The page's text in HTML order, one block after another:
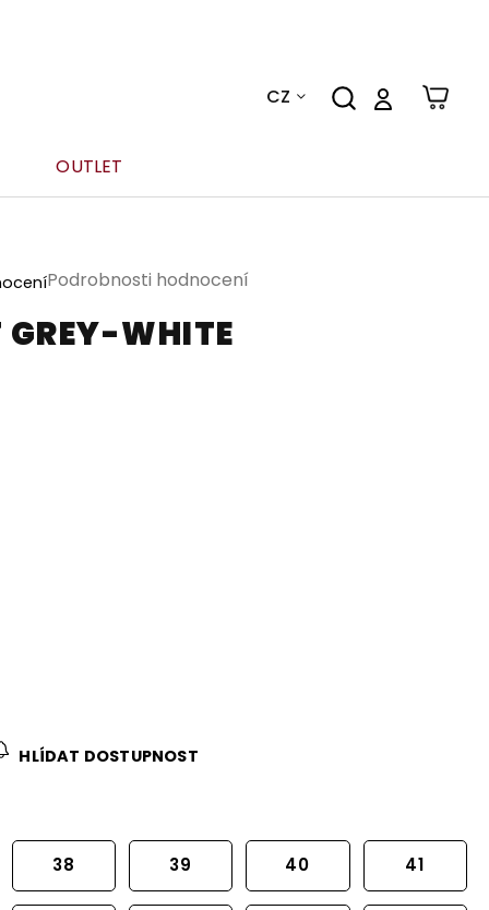
CZ
OUTLET
GREY-WHITE
Podrobnosti hodnocení
HLÍDAT DOSTUPNOST
38 39 40 41